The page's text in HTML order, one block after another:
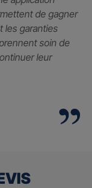
de gagner
les garanties
soin de
leur